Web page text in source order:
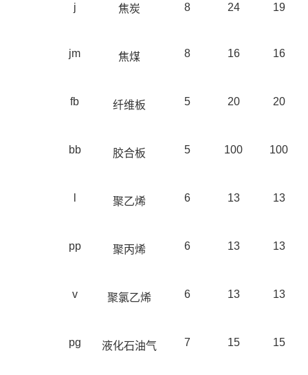
j 焦炭 8 24 19
jm 焦煤 8 16 16
fb 纤维板 5 20 20
bb 胶合板 5 100 100
聚乙烯 6 13 13
pp 聚丙烯 6 13 13
v 聚氯乙烯 6 13 13
pg 液化石油气 7 15 15